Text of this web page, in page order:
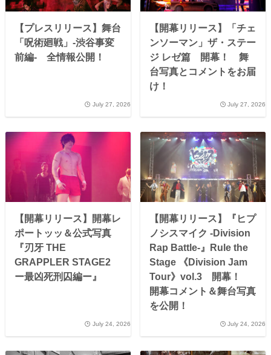
【プレスリリース】舞台
「呪術廻戦」-渋谷事変
前編- 全情報公開！
July 27, 2026
【開幕リリース】「チェ
ンソーマン」ザ・ステー
ジ レゼ篇 開幕！ 舞
台写真とコメントをお届
け！
July 27, 2026
【開幕リリース】開幕レ
ポートッッ＆公式写真
『刃牙 THE
GRAPPLER STAGE2
ー最凶死刑囚編ー』
July 24, 2026
【開幕リリース】『ヒプ
ノシスマイク -Division
Rap Battle-』Rule the
Stage 《Division Jam
Tour》vol.3 開幕！
開幕コメント＆舞台写真
を公開！
July 24, 2026